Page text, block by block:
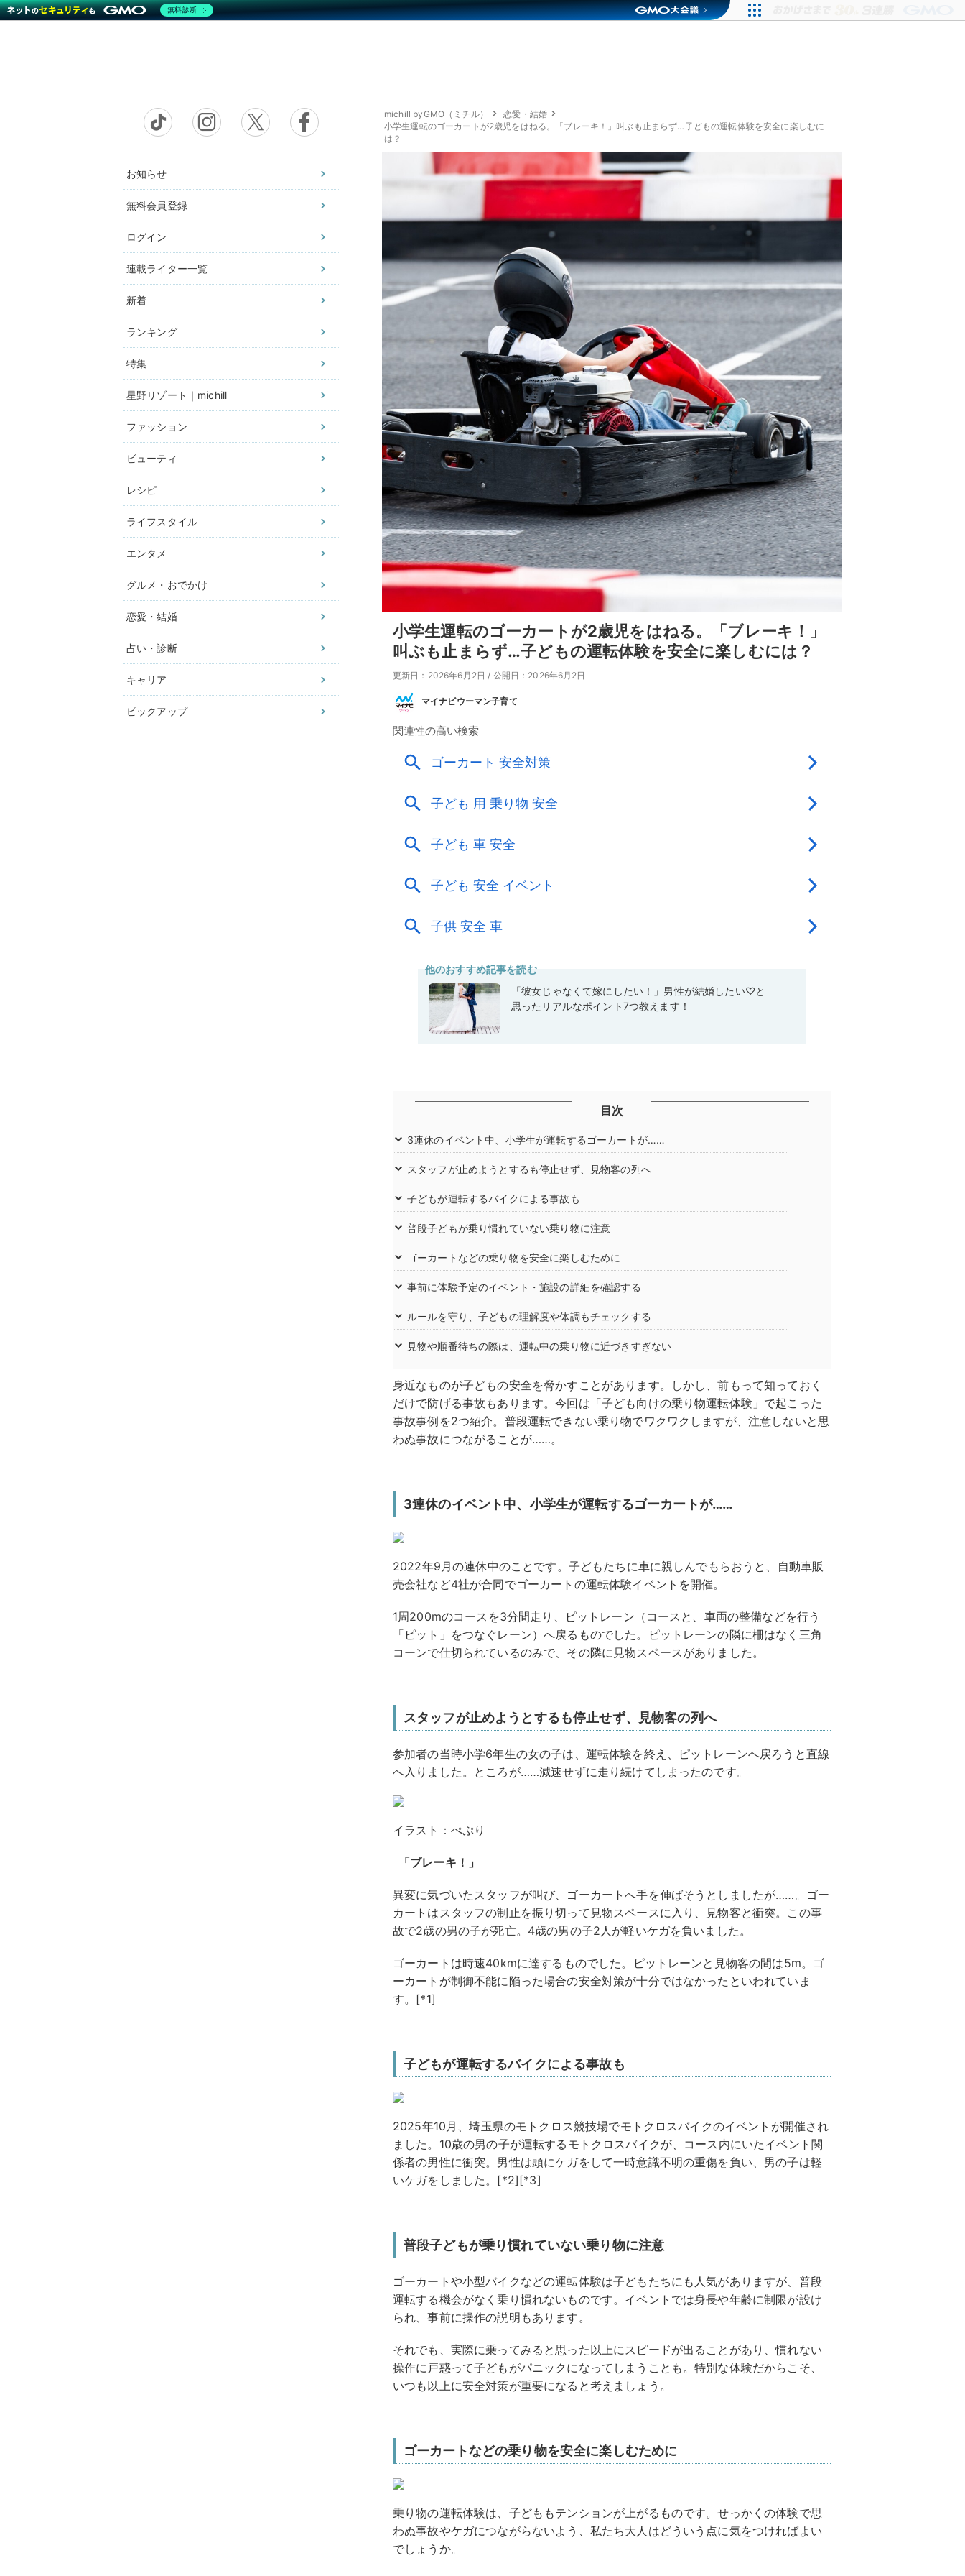
お知らせ
無料会員登録
ログイン
連載ライター一覧
新着
ランキング
特集
星野リゾート｜michill
ファッション
ビューティ
レシピ
ライフスタイル
エンタメ
グルメ・おでかけ
恋愛・結婚
占い・診断
キャリア
ピックアップ
michill byGMO（ミチル）
恋愛・結婚
小学生運転のゴーカートが2歳児をはねる。「ブレーキ！」叫ぶも止まらず…子どもの運転体験を安全に楽しむに
は？
小学生運転のゴーカートが2歳児をはねる。「ブレーキ！」
叫ぶも止まらず…子どもの運転体験を安全に楽しむには？
更新日：2026年6月2日 / 公開日：2026年6月2日
マイナビウーマン子育て
他のおすすめ記事を読む
「彼女じゃなくて嫁にしたい！」男性が結婚したい♡と
思ったリアルなポイント7つ教えます！
目次
3連休のイベント中、小学生が運転するゴーカートが……
スタッフが止めようとするも停止せず、見物客の列へ
子どもが運転するバイクによる事故も
普段子どもが乗り慣れていない乗り物に注意
ゴーカートなどの乗り物を安全に楽しむために
事前に体験予定のイベント・施設の詳細を確認する
ルールを守り、子どもの理解度や体調もチェックする
見物や順番待ちの際は、運転中の乗り物に近づきすぎない
身近なものが子どもの安全を脅かすことがあります。しかし、前もって知っておく
だけで防げる事故もあります。今回は「子ども向けの乗り物運転体験」で起こった
事故事例を2つ紹介。普段運転できない乗り物でワクワクしますが、注意しないと思
わぬ事故につながることが……。
3連休のイベント中、小学生が運転するゴーカートが……
2022年9月の連休中のことです。子どもたちに車に親しんでもらおうと、自動車販
売会社など4社が合同でゴーカートの運転体験イベントを開催。
1周200mのコースを3分間走り、ピットレーン（コースと、車両の整備などを行う
「ピット」をつなぐレーン）へ戻るものでした。ピットレーンの隣に柵はなく三角
コーンで仕切られているのみで、その隣に見物スペースがありました。
スタッフが止めようとするも停止せず、見物客の列へ
参加者の当時小学6年生の女の子は、運転体験を終え、ピットレーンへ戻ろうと直線
へ入りました。ところが……減速せずに走り続けてしまったのです。
イラスト：ぺぷり
「ブレーキ！」
異変に気づいたスタッフが叫び、ゴーカートへ手を伸ばそうとしましたが……。
ゴー
カートはスタッフの制止を振り切って見物スペースに入り、見物客と衝突。 この事
故で2歳の男の子が死亡。4歳の男の子2人が軽いケガを負いました。
ゴーカートは時速40kmに達するものでした。ピットレーンと見物客の間は5m。ゴ
ーカートが制御不能に陥った場合の安全対策が十分ではなかったといわれていま
す。[*1]
子どもが運転するバイクによる事故も
2025年10月、埼玉県のモトクロス競技場でモトクロスバイクのイベントが開催され
ました。10歳の男の子が運転するモトクロスバイクが、コース内にいたイベント関
係者の男性に衝突。男性は頭にケガをして一時意識不明の重傷を負い、男の子は軽
いケガをしました。[*2][*3]
普段子どもが乗り慣れていない乗り物に注意
ゴーカートや小型バイクなどの運転体験は子どもたちにも人気がありますが、普段
運転する機会がなく乗り慣れないものです。イベントでは身長や年齢に制限が設け
られ、事前に操作の説明もあります。
それでも、 実際に乗ってみると思った以上にスピードが出ることがあり、慣れない
操作に戸惑って子どもがパニックになってしまうことも。特別な体験だからこそ、
いつも以上に安全対策が重要になると考えましょう。
ゴーカートなどの乗り物を安全に楽しむために
乗り物の運転体験は、子どももテンションが上がるものです。せっかくの体験で思
わぬ事故やケガにつながらないよう、私たち大人はどういう点に気をつければよい
でしょうか。
無料診断